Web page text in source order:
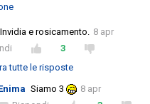
Invidia e rosicamento.
8 apr
3
tutte le risposte
Siamo 3
8 apr